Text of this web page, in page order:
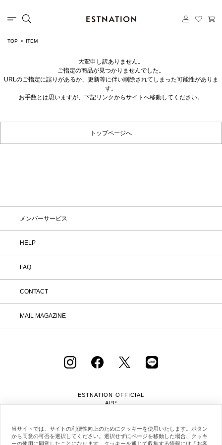
TOP ITEM
大変申し訳ありません。
ご指定の商品が見つかりませんでした。
URLのご指定に誤りがあるか、更新等に伴い削除されてしまった可能性がありま
す。
お手数とは思いますが、下記リンクからサイトへ移動してください。
トップページへ
メンバーサービス
HELP
FAQ
CONTACT
MAIL MAGAZINE
ESTNATION OFFICIAL
APP
当サイトでは、サイトの利便性向上のためにクッキーを使用いたします。ボタン
から同意の可否を選択してください。選択せずにページを移動した場合、クッキ
ーの使用に同意したことになります。クッキーを通じて収集する情報には「お客